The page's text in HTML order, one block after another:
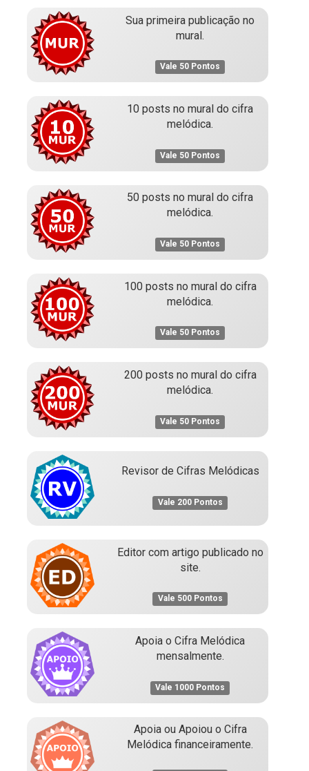
Sua primeira publicação no
mural.
Vale 50 Pontos
10 posts no mural do cifra
melódica.
Vale 50 Pontos
50 posts no mural do cifra
melódica.
Vale 50 Pontos
100 posts no mural do cifra
melódica.
Vale 50 Pontos
200 posts no mural do cifra
melódica.
Vale 50 Pontos
Revisor de Cifras Melódicas
Vale 200 Pontos
Editor com artigo publicado no
site.
Vale 500 Pontos
Apoia o Cifra Melódica
mensalmente.
Vale 1000 Pontos
Apoia ou Apoiou o Cifra
Melódica financeiramente.